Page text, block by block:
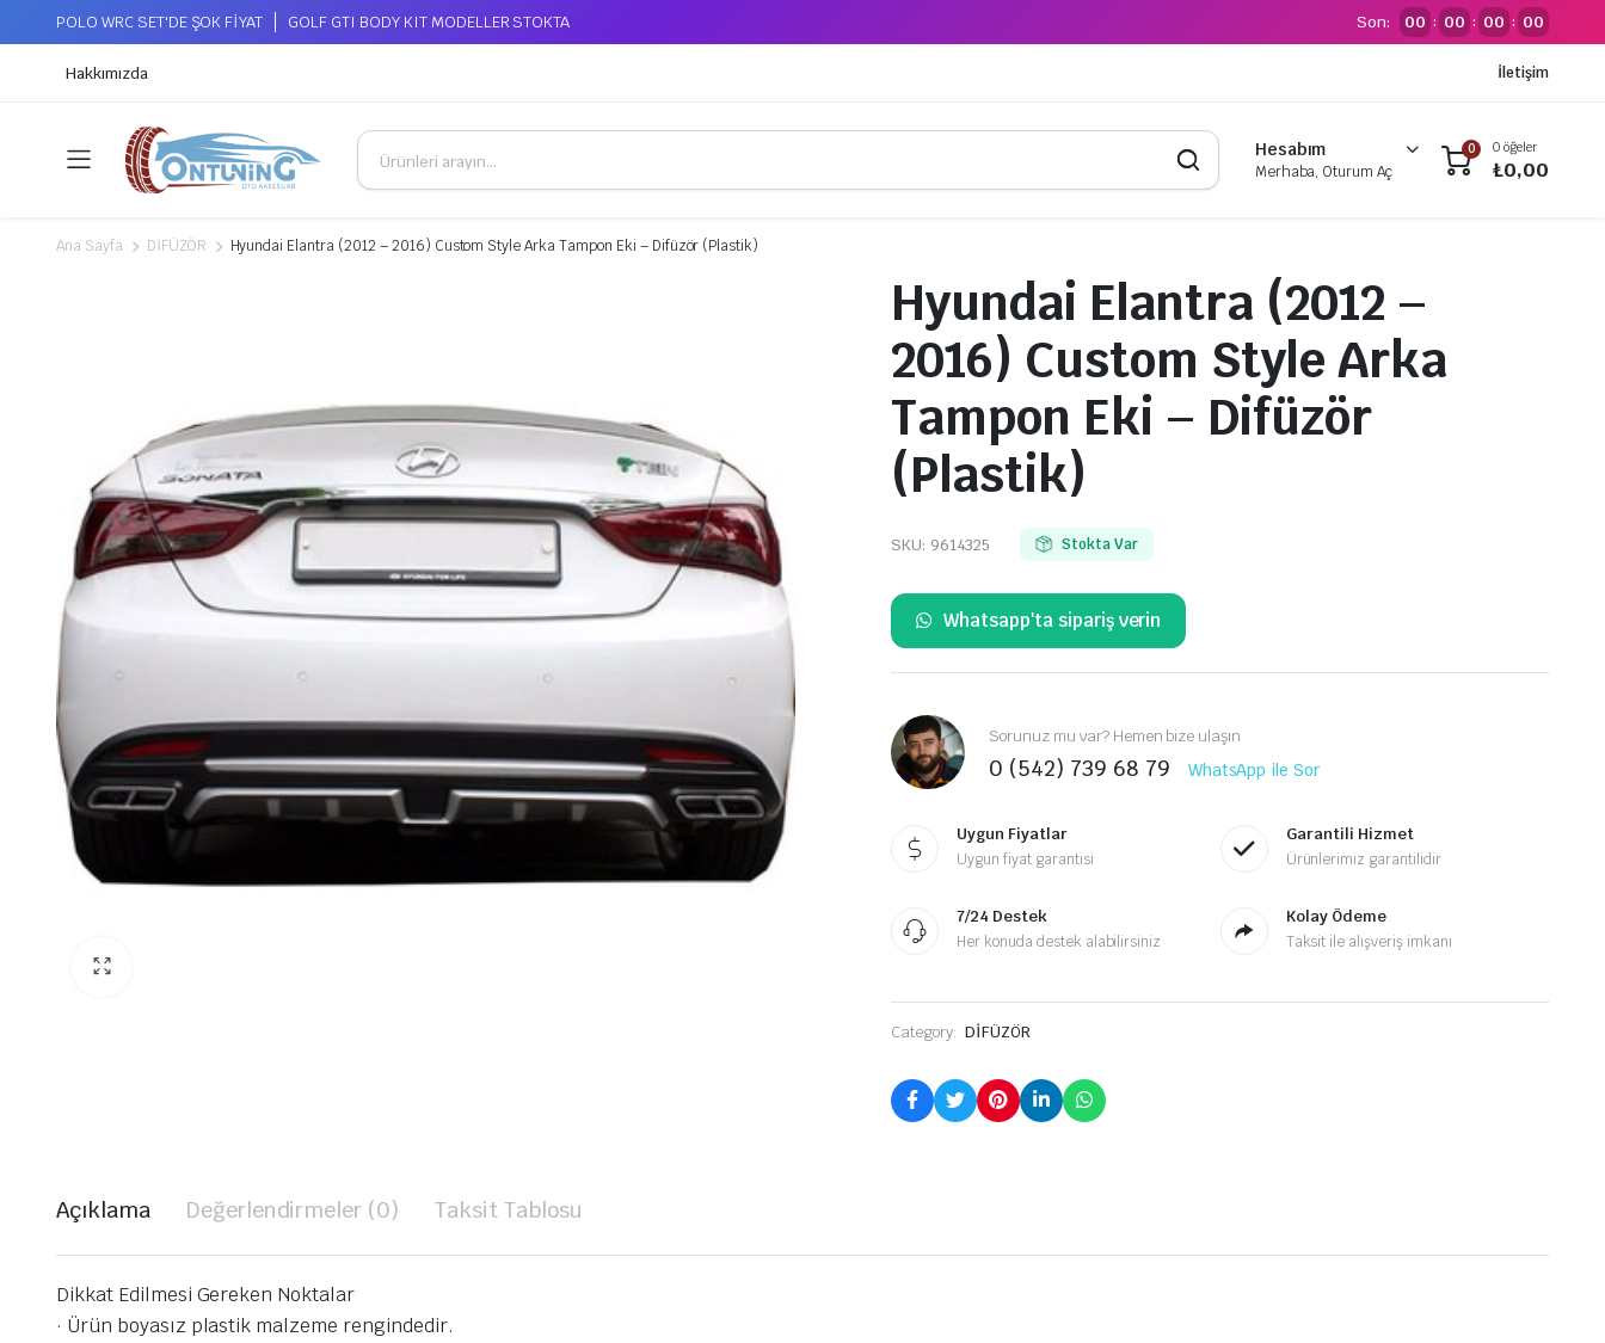
POLO WRC SET'DE ŞOK FİYAT GOLF GTI BODY KIT MODELLER STOKTA Son: 00 : 00 : 00 : 00
Hakkımızda İletişim
Hesabım
Merhaba, Oturum Aç
0 0 öğeler
₺0,00
Ana Sayfa DİFÜZÖR Hyundai Elantra (2012 – 2016) Custom Style Arka Tampon Eki – Difüzör (Plastik)
Hyundai Elantra (2012 –
2016) Custom Style Arka
Tampon Eki – Difüzör
(Plastik)
SKU: 9614325 Stokta Var
Whatsapp'ta sipariş verin
Sorunuz mu var? Hemen bize ulaşın
0 (542) 739 68 79 WhatsApp ile Sor
Uygun Fiyatlar
Uygun fiyat garantisi
Garantili Hizmet
Ürünlerimiz garantilidir
7/24 Destek
Her konuda destek alabilirsiniz
Kolay Ödeme
Taksit ile alışveriş imkanı
Category: DİFÜZÖR
Açıklama Değerlendirmeler (0) Taksit Tablosu
Dikkat Edilmesi Gereken Noktalar
· Ürün boyasız plastik malzeme rengindedir.